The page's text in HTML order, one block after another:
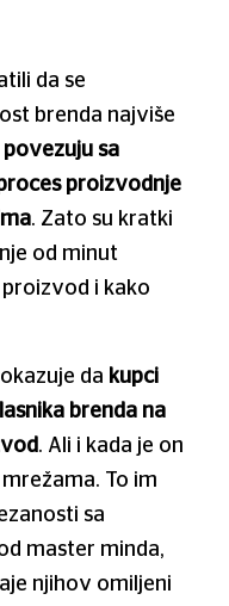
da se
brenda najviše
povezuju sa
proizvodnje
. Zato su kratki
od minut
i kako
da kupci
brenda na
. Ali i kada je on
To im
sa
master minda,
njihov omiljeni